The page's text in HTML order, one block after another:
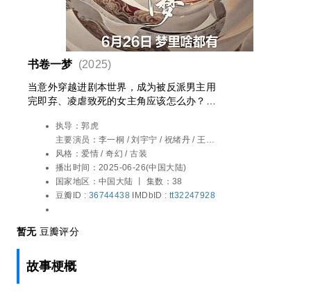
书卷一梦 (2025)
当意外穿越进剧本世界，成为被反派男主用
完即弃、凌虐致死的女主角应该怎么办？宋
啊。计划如此丰满，现实却无比骨感，一旦
她试图改变剧情和男配成婚，就会自动跌入
无限流循环卡bug中，经历一百零八种完全
不带重复的死法。所谓开局即“阵亡”。宋小
鱼终于认清了现实，那就是无论她如何努
力，“剧情”始终都会将她推往男主南珩身
边，上演一个又一个剧本名场面……而在这
个纸片世界里，亦有无数个早就被“设定”好
的人物角色。有人被困深宫重院，有人囿于
走。有人渴望爱与自由，却只能戴着镣铐惶
执导：郭虎
主要演员： 李一桐 / 刘宇宁 / 祝绪丹 / 王以
纶 / 王佑硕 / 昌隆 / 吕行 / 张垒 / 黄维德 / 王
艳 / 郑国霖 / 陈紫函 / 贾景晖 / 王成思 / 苏梦
芸 / 王丽娜 / 李卿 / 郭笑天 / 凌美仕 / 宋继扬
风格：爱情 / 奇幻 / 古装
播出时间： 2025-06-26(中国大陆)
国家地区： 中国大陆 丨 集数：38
豆瓣ID : 36744438 IMDbID : tt32247928
暂无豆瓣评分
故事梗概